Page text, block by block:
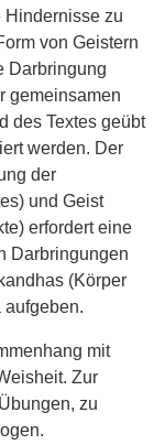
Hindernisse zu
von Geistern
Darbringung
gemeinsamen
des Textes geübt
werden. Der
der
und Geist
erfordert eine
Darbringungen
(Körper
aufgeben.
mit
Zur
zu